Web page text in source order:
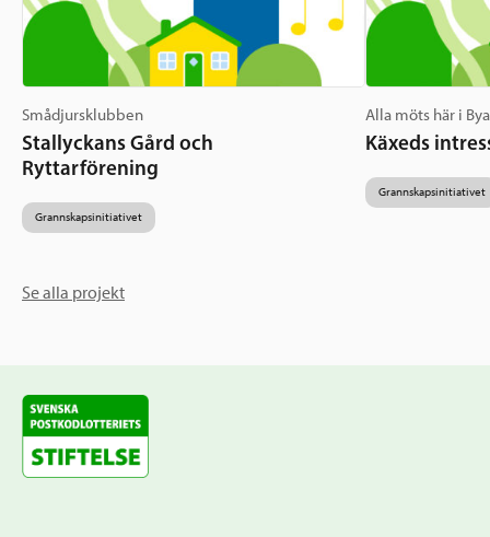
Smådjursklubben
Stallyckans Gård och
Ryttarförening
Grannskapsinitiativet
Alla möts här i
Käxeds
Grannskapsinitiativet
Se alla projekt